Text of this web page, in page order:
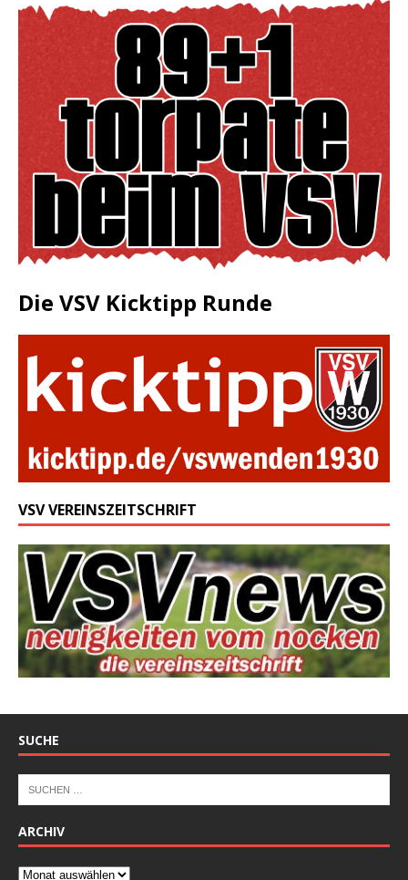
Die VSV Kicktipp Runde
VSV VEREINSZEITSCHRIFT
SUCHE
ARCHIV